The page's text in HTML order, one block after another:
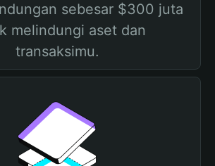
sebesar $300 juta
melindungi aset dan
transaksimu.